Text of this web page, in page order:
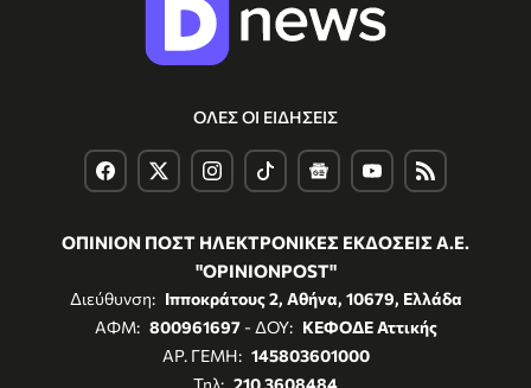
ΟΛΕΣ ΟΙ ΕΙΔΗΣΕΙΣ
ΟΠΙΝΙΟΝ ΠΟΣΤ ΗΛΕΚΤΡΟΝΙΚΕΣ ΕΚΔΟΣΕΙΣ Α.Ε.
"OPINIONPOST"
Διεύθυνση: Ιπποκράτους 2, Αθήνα, 10679, Ελλάδα
ΑΦΜ: 800961697- ΔΟΥ: ΚΕΦΟΔΕ Αττικής
ΑΡ. ΓΕΜΗ: 145803601000
Τηλ: 210 3608484